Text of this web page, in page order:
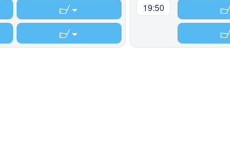
19:50